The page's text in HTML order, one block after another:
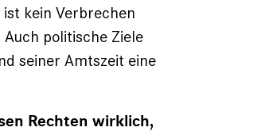
kein Verbrechen
politische Ziele
seiner Amtszeit eine
Rechten wirklich,